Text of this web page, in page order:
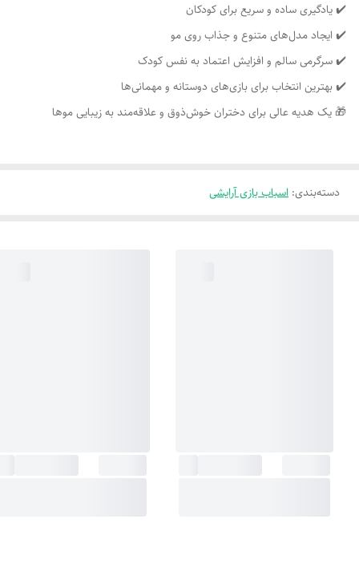
✔️ یادگیری ساده و سریع برای کودکان
✔️ ایجاد مدل‌های متنوع و جذاب روی مو
✔️ سرگرمی سالم و افزایش اعتماد به نفس کودک
✔️ بهترین انتخاب برای بازی‌های دوستانه و مهمانی‌ها
🎁 یک هدیه عالی برای دختران خوش‌ذوق و علاقه‌مند به زیبایی موها
دسته‌بندی: اسباب بازی آرایشی